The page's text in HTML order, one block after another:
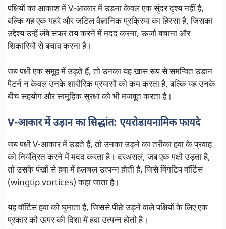
पक्षियों का आकाश में V-आकार में उड़ना केवल एक सुंदर दृश्य नहीं है,
बल्कि यह एक गहरे और जटिल वैज्ञानिक प्रक्रिया का हिस्सा है, जिसका
उद्देश्य उन्हें लंबे सफर तय करने में मदद करना, ऊर्जा बचाना और
शिकारियों से बचाव करना है।
जब पक्षी एक समूह में उड़ते हैं, तो उनका यह खास रूप से समन्वित उड़ान
पैटर्न न केवल उनके शारीरिक प्रयासों को कम करता है, बल्कि यह उनके
बीच सहयोग और सामूहिक सुरक्षा को भी मजबूत करता है।
V-आकार में उड़ान का सिद्धांत: एयरोडायनामिक फायदे
जब पक्षी V-आकार में उड़ते हैं, तो उनका उड़ने का तरीका हवा के प्रवाह
को नियंत्रित करने में मदद करता है। दरअसल, जब एक पक्षी उड़ता है,
तो उसके पंखों से हवा में हलचल उत्पन्न होती है, जिसे विंगटिप वॉर्टिस
(wingtip vortices) कहा जाता है।
यह वॉर्टिस हवा को घुमाता है, जिससे पीछे उड़ने वाले पक्षियों के लिए एक
प्रकार की ऊपर की दिशा में हवा उत्पन्न होती है।